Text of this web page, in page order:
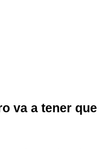
va a tener que